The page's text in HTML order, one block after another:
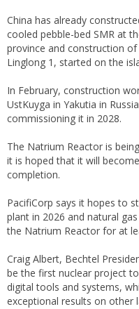
China has already
cooled pebble-bed SMR at
province and construction of
Linglong 1, started on the
In February, construction
UstKuyga in Yakutia in
commissioning it in 2028.
The Natrium Reactor is
it is hoped that it will
completion.
PacifiCorp says it hopes to
plant in 2026 and natural
the Natrium Reactor for at
Craig Albert, Bechtel
be the first nuclear project
digital tools and systems,
exceptional results on other